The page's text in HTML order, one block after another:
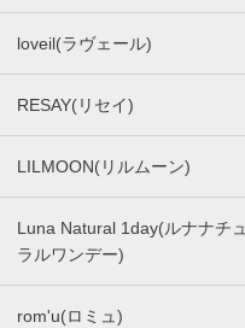
loveil(ラヴェール)
RESAY(リセイ)
LILMOON(リルムーン)
Luna Natural 1day(ルナナチュ
ラルワンデー)
rom'u(ロミュ)